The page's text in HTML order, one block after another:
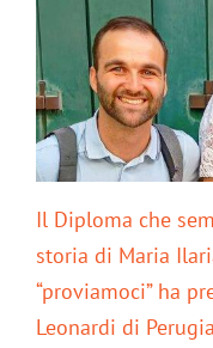
Il Diploma che
storia di Maria
“proviamoci” ha
Leonardi di Perugia